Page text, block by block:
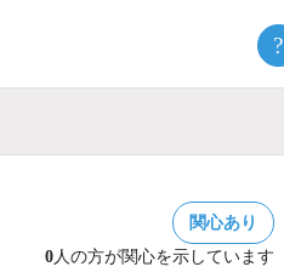
?
関心あり
0人の方が関心を示しています